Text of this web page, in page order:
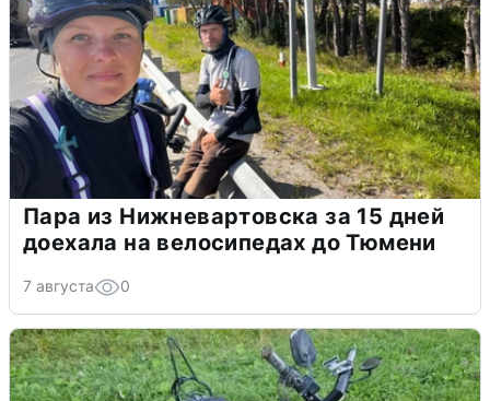
Пара из Нижневартовска за 15 дней
доехала на велосипедах до Тюмени
7 августа 0